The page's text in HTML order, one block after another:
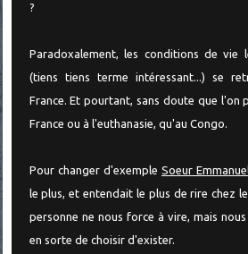
?
Paradoxalement, les conditions de vie
(tiens tiens terme intéressant...) se
France. Et pourtant, sans doute que l'on
France ou à l'euthanasie, qu'au Congo.
Pour changer d'exempleSoeur
le plus, et entendait le plus de rire chez
personne ne nous force à vire, mais
en sorte de choisir d'exister.